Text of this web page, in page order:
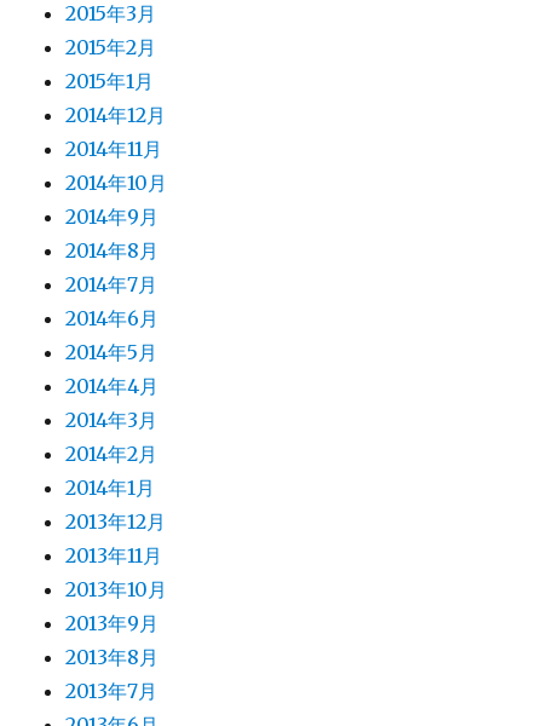
2015年3月
2015年2月
2015年1月
2014年12月
2014年11月
2014年10月
2014年9月
2014年8月
2014年7月
2014年6月
2014年5月
2014年4月
2014年3月
2014年2月
2014年1月
2013年12月
2013年11月
2013年10月
2013年9月
2013年8月
2013年7月